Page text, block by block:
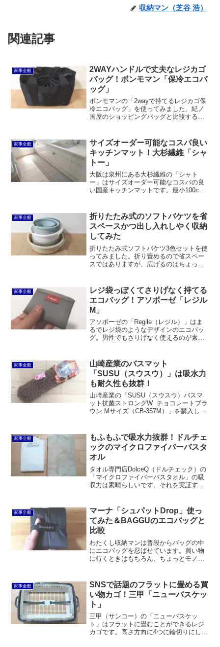
収納マン（芝谷 浩）
関連記事
家事全般
2WAYハンドルで丈夫なレジカゴ
バッグ！ボンモマン「保冷エコバ
ッグ」
ボンモマンの「2wayで持てるレジカゴ保
冷エコバッグ」を使ってみました。紀ノ
国屋のショッピングバッグと比較すると
す。肩から掛けることも手で持つことも
できる2WAYハンドル仕様。
家事全般
サイズオーダー可能なコスパ良い
キッチンマット！大杉繊維「シャ
トー」
大阪は泉州にある大杉繊維の「シャト
ー」はサイズオーダー可能なコスパの良
い国産キッチンマットです。最小100cm
ようなことはありません。色柄も良く、
踏み心地も厚すぎず薄すぎずで良い感じ
です。
家事全般
折りたたみ式のソフトバケツを省
スペースかつ出し入れしやく収納
してみた
折りたたみ式ソフトバケツ3色セットを使
ってみました。折り畳めるので省スペー
スではありますが、広げるのはちょっと
ァイルボックスなどを使って立てて並べ
るか、壁にフックで掛けたほうが良いか
もしれません。
家事全般
レジ袋っぽくてさりげなく持てる
エコバッグ！アソボーゼ「レジル
M」
アソボーゼの「Regile（レジル）」はま
るでレジ袋のようなデザインのエコバッ
グ。男性でもさりげなく使えるのが素敵
は高いですが、満足のいく仕上がりとな
っています。
家事全般
山崎産業のバスマット
「SUSU（スウスウ）」は吸水力
も耐久性も抜群！
山崎産業の「SUSU（スウスウ）バスマ
ット抗菌ストロングW チョコレートブラ
ウン Mサイズ（CB-357M）」を購入しま
菌力もアップしているようです。
家事全般
もふもふで吸水力抜群！ドルチェ
ックのマイクロファイバーバスタ
オル
タオル専門店DolceQ（ドルチェック）の
「マイクロファイバーバスタオル」の吸
収力は素晴らしいです。それを実証する
のか明確な違いは生じませんした。」で
も天板にこぼしたお茶はドルチェックの
ほうが圧倒的に吸収します。
家事全般
マーナ「シュパットDrop」使っ
てみた＆BAGGUのエコバッグと
比較
わたくし収納マンは普段からバッグの中
にエコバッグを忍ばせています。買い物
に行くときはもちろん、ちょっとモノを
り出せると、「あー、主夫してるなー」
と実感するんですよねー（...
家事全般
SNSで話題のフラットに畳める買
い物カゴ！三甲「ニューバスケッ
ト」
三甲（サンコー）の「ニューバスケッ
ト」はフラットに畳むことができるレジ
カゴです。高さ方向に4つに輪切りにした